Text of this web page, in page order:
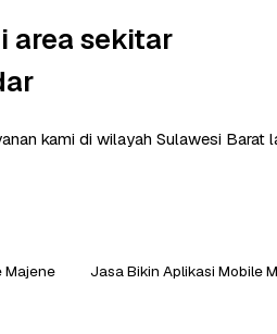
area sekitar
kami di wilayah Sulawesi Barat
Majene Jasa Bikin Aplikasi Mobile